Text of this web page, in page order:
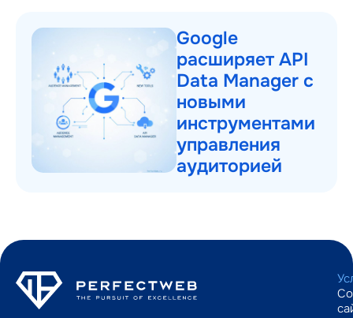
Google
расширяет API
Data Manager с
новыми
инструментами
управления
аудиторией